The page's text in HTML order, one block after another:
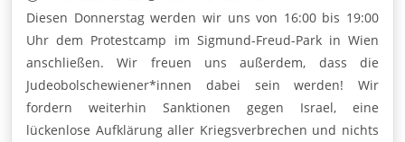
Diesen Donnerstag werden wir uns von 16:00 bis 19:00
Uhr dem Protestcamp im Sigmund-Freud-Park in Wien
anschließen. Wir freuen uns außerdem, dass die
Judeobolschewiener*innen dabei sein werden! Wir
fordern weiterhin Sanktionen gegen Israel, eine
lückenlose Aufklärung aller Kriegsverbrechen und nichts